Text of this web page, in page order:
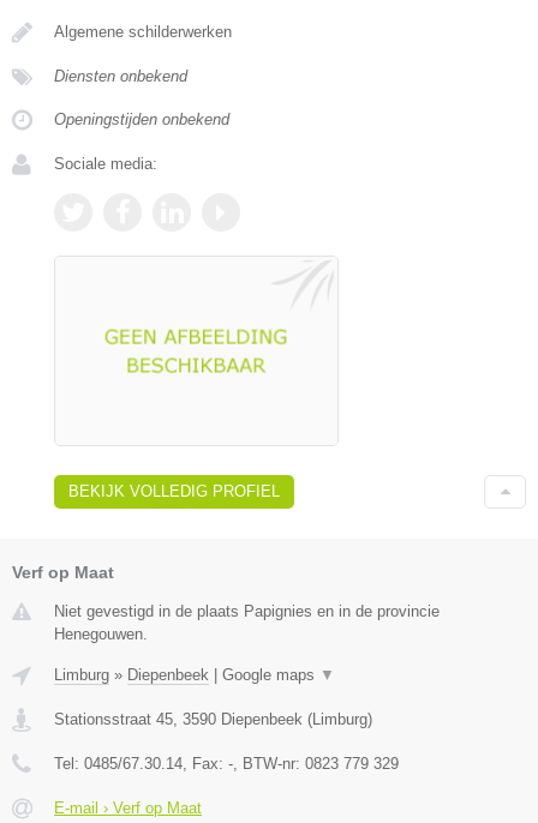
Algemene schilderwerken
Diensten onbekend
Openingstijden onbekend
Sociale media:
BEKIJK VOLLEDIG PROFIEL
Verf op Maat
Niet gevestigd in de plaats Papignies en in de provincie
Henegouwen.
Limburg » Diepenbeek Google maps ▼
Stationsstraat 45 3590 Diepenbeek ( Limburg)
Tel: 0485/67.30.14 , Fax: - , BTW-nr: 0823 779 329
E-mail › Verf op Maat